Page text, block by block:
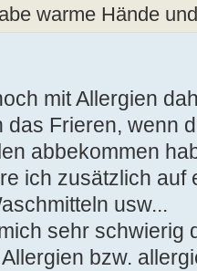
warme Hände
mit Allergien
das Frieren, wenn
abbekommen
ich zusätzlich auf
usw...
sehr schwierig
bzw.